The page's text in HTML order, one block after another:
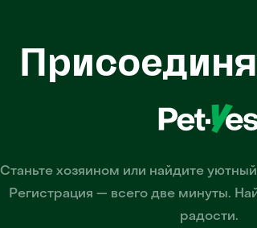
Станьте хозяином или найдите
Регистрация — всего две минуты.
радости.